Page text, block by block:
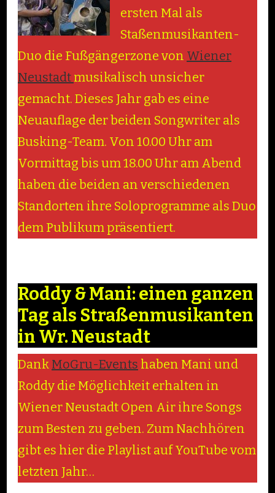
ersten Mal als
Staßenmusikanten-
Duo die Fußgängerzone von Wiener
Neustadt musikalisch unsicher
gemacht. Dieses Jahr gab es eine
Neuauflage der beiden Songwriter als
Busking-Team. Von 10.00 Uhr am
Vormittag bis um 18.00 Uhr am Abend
haben die beiden an verschiedenen
Standorten ihre Soloprogramme als Duo
dem Publikum präsentiert.
Roddy & Mani: einen ganzen
Tag als Straßenmusikanten
in Wr. Neustadt
Dank MoGru-Events haben Mani und
Roddy die Möglichkeit erhalten in
Wiener Neustadt Open Air ihre Songs
zum Besten zu geben. Zum Nachhören
gibt es hier die Playlist auf YouTube vom
letzten Jahr…